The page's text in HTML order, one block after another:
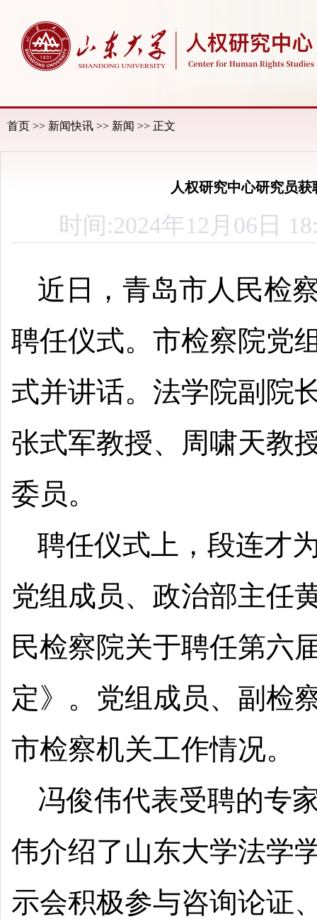
首页 >> 新闻快讯 >> 新闻 >> 正文
人权研究中心研究员
时间:2024年12月06
近日，青岛市人民检
聘任仪式。市检察院党
式并讲话。法学院副院
张式军教授、周啸天教
委员。
聘任仪式上，段连才
党组成员、政治部主任
民检察院关于聘任第六
定》。党组成员、副检
市检察机关工作情况。
冯俊伟代表受聘的专
伟介绍了山东大学法学
示会积极参与咨询论证